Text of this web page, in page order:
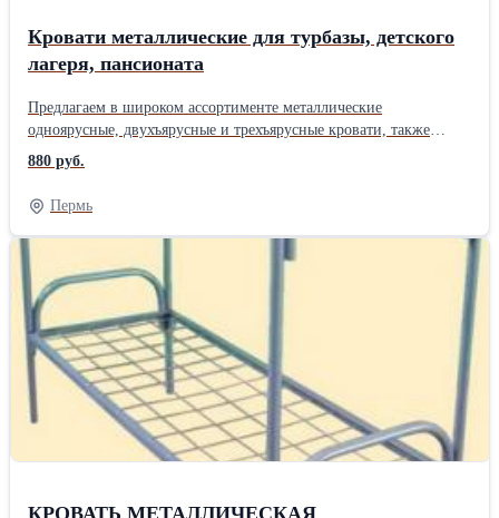
Кровати металлические для турбазы, детского
лагеря, пансионата
Предлагаем в широком ассортименте металлические
одноярусные, двухъярусные и трехъярусные кровати, также
армейские кровати, кровати со спинками из ЛДСП (с
деревянными спинками); раскладушки тканевые «эконом».
Размер спального места стандартный: 190*70 см, 190*80 см,
190*90 см. Металлические кровати прекрасно подходят для
общежития студентов, для рабочих, строителей, для санаториев,
пансионатов, турбаз, детских лагерей, школ-интернатов,
больниц, госпиталей, поликлиник, диспансеров, хосписов,
гостиниц, отелей, хостелов и мн. др. Работаем с доставкой по
всей России и Казахстану. Быстро и качественно выполним
оптовые заказы. Минимальный заказ - 10 кроватей. Розницы
нет. Также у нас Вы можете недорого купить постельные
принадлежности для кроватей - матрасы, подушки, одеяла,
комплекты постельного белья. +7-926-847-38-08, +7-968-542-50-
64 Екатерина Компания " Металлические кровати".
880 руб.
Пермь
КРОВАТЬ МЕТАЛЛИЧЕСКАЯ